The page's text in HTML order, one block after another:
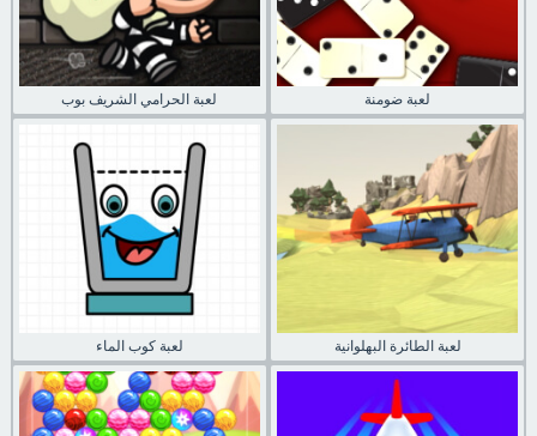
لعبة الحرامي الشريف بوب لعبة ضومنة
لعبة كوب الماء لعبة الطائرة البهلوانية